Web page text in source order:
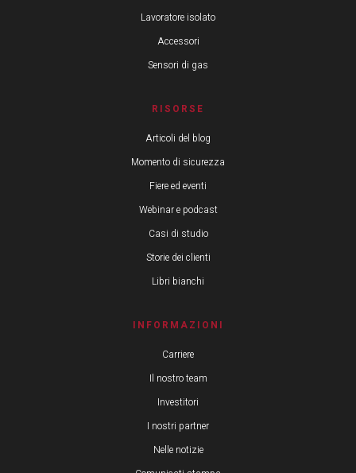
Lavoratore isolato
Accessori
Sensori di gas
RISORSE
Articoli del blog
Momento di sicurezza
Fiere ed eventi
Webinar e podcast
Casi di studio
Storie dei clienti
Libri bianchi
INFORMAZIONI
Carriere
Il nostro team
Investitori
I nostri partner
Nelle notizie